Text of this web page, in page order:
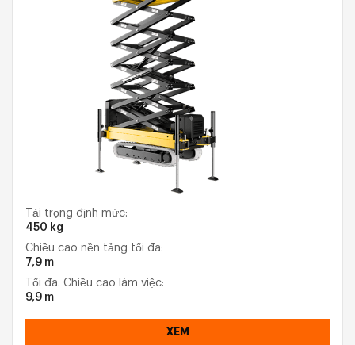
Tải trọng định mức:
450 kg
Chiều cao nền tảng tối đa:
7,9 m
Tối đa. Chiều cao làm việc:
9,9 m
XEM